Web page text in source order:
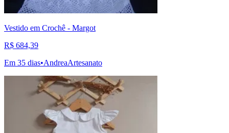
Vestido em Crochê - Margot
R$ 684,39
Em 35 dias•AndreaArtesanato